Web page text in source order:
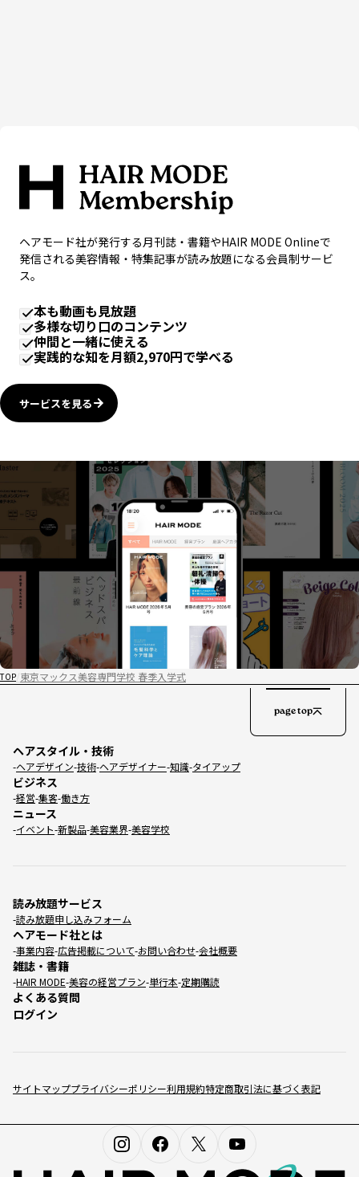
ヘアモード社が発行する月刊誌・書籍やHAIR MODE Onlineで
発信される美容情報・特集記事が読み放題になる会員制サービ
ス。
本も動画も見放題
多様な切り口のコンテンツ
仲間と一緒に使える
実践的な知を月額2,970円で学べる
サービスを見る
TOP 東京マックス美容専門学校 春季入学式
サイトマッププライバシーポリシー利用規約特定商取引法に基づく表記
ヘアスタイル・技術
ヘアデザイン 技術 ヘアデザイナー 知識 タイアップ
ビジネス
経営 集客 働き方
ニュース
イベント 新製品 美容業界 美容学校
読み放題サービス
読み放題申し込みフォーム
ヘアモード社とは
事業内容 広告掲載について お問い合わせ 会社概要
雑誌・書籍
HAIR MODE 美容の経営プラン 単行本 定期購読
よくある質問
ログイン
page top